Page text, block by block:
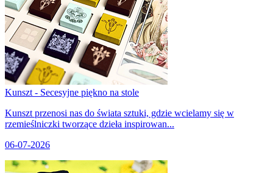
Kunszt - Secesyjne piękno na stole
Kunszt przenosi nas do świata sztuki, gdzie wcielamy się w
rzemieślniczki tworzące dzieła inspirowan...
06-07-2026